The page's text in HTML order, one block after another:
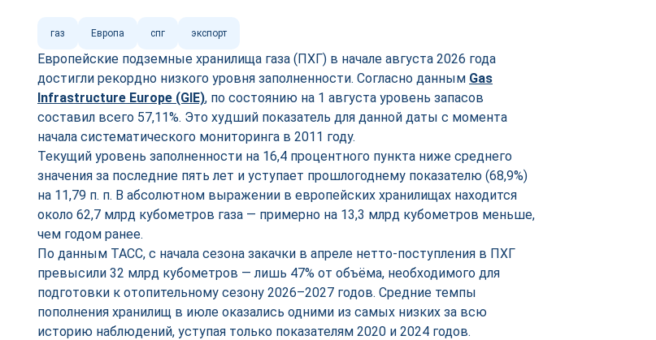
газ Европа спг экспорт
Европейские подземные хранилища газа (ПХГ) в начале августа 2026 года
достигли рекордно низкого уровня заполненности. Согласно данным Gas
Infrastructure Europe (GIE), по состоянию на 1 августа уровень запасов
составил всего 57,11%. Это худший показатель для данной даты с момента
начала систематического мониторинга в 2011 году.
Текущий уровень заполненности на 16,4 процентного пункта ниже среднего
значения за последние пять лет и уступает прошлогоднему показателю (68,9%)
на 11,79 п. п. В абсолютном выражении в европейских хранилищах находится
около 62,7 млрд кубометров газа — примерно на 13,3 млрд кубометров меньше,
чем годом ранее.
По данным ТАСС, с начала сезона закачки в апреле нетто-поступления в ПХГ
превысили 32 млрд кубометров — лишь 47% от объёма, необходимого для
подготовки к отопительному сезону 2026–2027 годов. Средние темпы
пополнения хранилищ в июле оказались одними из самых низких за всю
историю наблюдений, уступая только показателям 2020 и 2024 годов.